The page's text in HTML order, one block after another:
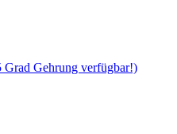
Grad Gehrung verfügbar!)